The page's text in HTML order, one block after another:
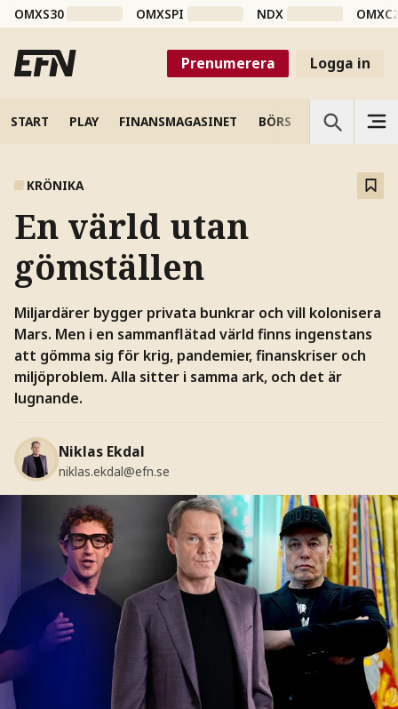
OMXS30 OMXSPI NDX
Prenumerera Logga in
START PLAY FINANSMAGASINET BÖRS VETENSKAP
KRÖNIKA
En värld utan
gömställen
Miljardärer bygger privata bunkrar och vill kolonisera
Mars. Men i en sammanflätad värld finns ingenstans
att gömma sig för krig, pandemier, finanskriser och
miljöproblem. Alla sitter i samma ark, och det är
lugnande.
Niklas Ekdal
niklas.ekdal@efn.se